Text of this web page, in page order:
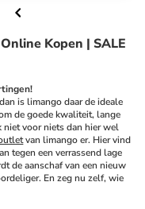
Kopen | SALE
is limango daar de ideale
de goede kwaliteit, lange
voor niets dan hier wel
van limango er. Hier vind
tegen een verrassend lage
de aanschaf van een nieuw
En zeg nu zelf, wie